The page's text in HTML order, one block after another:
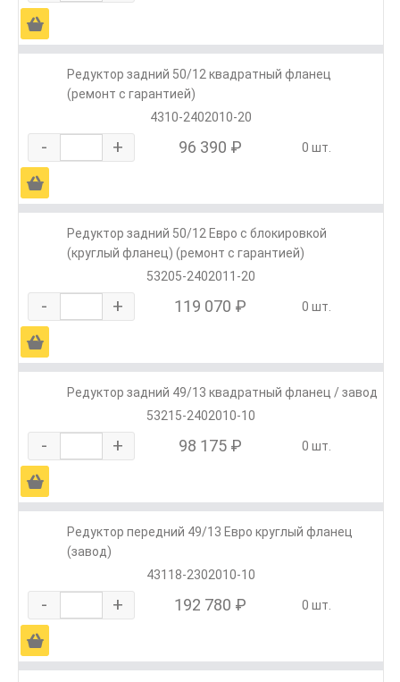
Ä
Редуктор задний 50/12 квадратный фланец
(ремонт с гарантией)
4310-2402010-20
- + 96 390 ₽ 0 шт.
Ä
Редуктор задний 50/12 Евро с блокировкой
(круглый фланец) (ремонт с гарантией)
53205-2402011-20
- + 119 070 ₽ 0 шт.
Ä
Редуктор задний 49/13 квадратный фланец / завод
53215-2402010-10
- + 98 175 ₽ 0 шт.
Ä
Редуктор передний 49/13 Евро круглый фланец
(завод)
43118-2302010-10
- + 192 780 ₽ 0 шт.
Ä